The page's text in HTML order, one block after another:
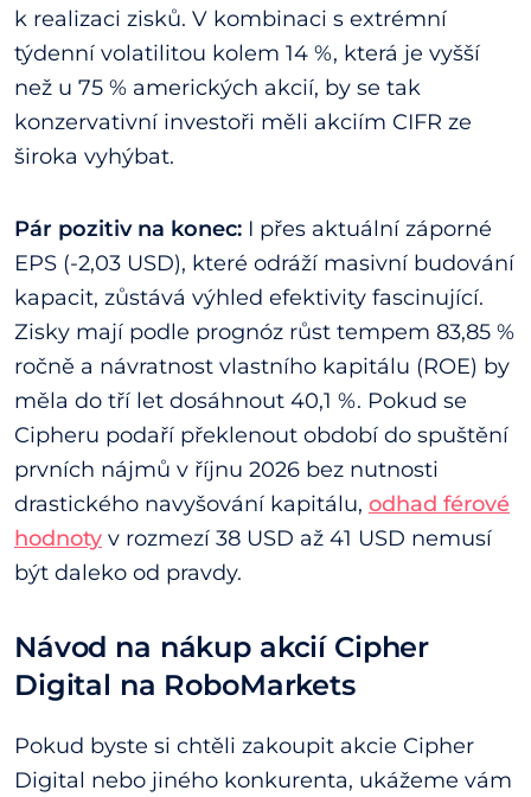
k realizaci zisků. V kombinaci s extrémní
týdenní volatilitou kolem 14 %, která je vyšší
než u 75 % amerických akcií, by se tak
konzervativní investoři měli akciím CIFR ze
široka vyhýbat.
Pár pozitiv na konec: I přes aktuální záporné
EPS (-2,03 USD), které odráží masivní budování
kapacit, zůstává výhled efektivity fascinující.
Zisky mají podle prognóz růst tempem 83,85 %
ročně a návratnost vlastního kapitálu (ROE) by
měla do tří let dosáhnout 40,1 %. Pokud se
Cipheru podaří překlenout období do spuštění
prvních nájmů v říjnu 2026 bez nutnosti
drastického navyšování kapitálu, odhad férové
hodnoty v rozmezí 38 USD až 41 USD nemusí
být daleko od pravdy.
Návod na nákup akcií Cipher
Digital na RoboMarkets
Pokud byste si chtěli zakoupit akcie Cipher
Digital nebo jiného konkurenta, ukážeme vám